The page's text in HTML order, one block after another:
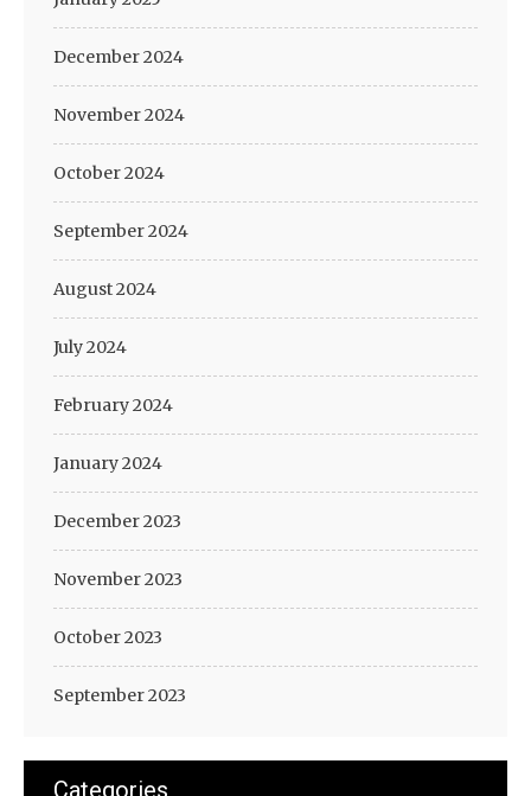
December 2024
November 2024
October 2024
September 2024
August 2024
July 2024
February 2024
January 2024
December 2023
November 2023
October 2023
September 2023
Categories